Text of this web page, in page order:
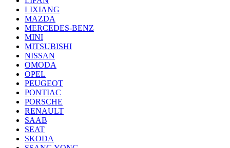
LIXIANG
MAZDA
MERCEDES-BENZ
MINI
MITSUBISHI
NISSAN
OMODA
OPEL
PEUGEOT
PONTIAC
PORSCHE
RENAULT
SAAB
SEAT
SKODA